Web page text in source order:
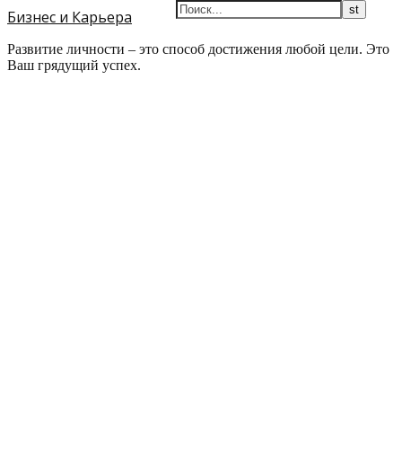
Бизнес и Карьера
Развитие личности – это способ достижения любой цели. Это
Ваш грядущий успех.